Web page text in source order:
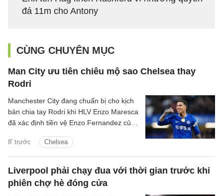
đá 11m cho Antony
CÙNG CHUYÊN MỤC
Man City ưu tiên chiêu mộ sao Chelsea thay
Rodri
8' trước Chelsea
Manchester City đang chuẩn bị cho kịch
bản chia tay Rodri khi HLV Enzo Maresca
đã xác định tiền vệ Enzo Fernandez của
ngôi sao người Tây Ban Nha.
Liverpool phải chạy đua với thời gian trước khi
phiên chợ hè đóng cửa